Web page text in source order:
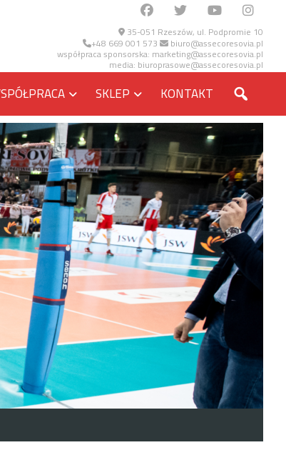
35-051 Rzeszów, ul. Podpromie 10
+48 669 001 573 biuro@assecoresovia.pl
współpraca sponsorska: marketing@assecoresovia.pl
media: biuroprasowe@assecoresovia.pl
SKLEP KONTAKT